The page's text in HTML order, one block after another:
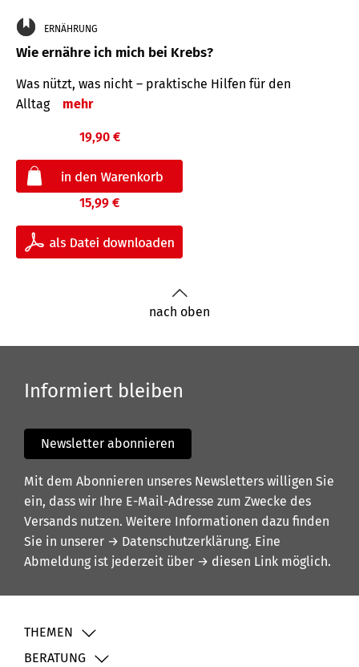
ERNÄHRUNG
Wie ernähre ich mich bei Krebs?
Was nützt, was nicht – praktische Hilfen für den
Alltag
mehr
19,90 €
15,99 €
nach oben
Informiert bleiben
Newsletter abonnieren
Mit dem Abonnieren unseres Newsletters willigen Sie
ein, dass wir Ihre E-Mail-Adresse zum Zwecke des
Versands nutzen. Weitere Informationen dazu finden
Sie in unserer → Datenschutzerklärung. Eine
Abmeldung ist jederzeit über → diesen Link möglich.
THEMEN
BERATUNG